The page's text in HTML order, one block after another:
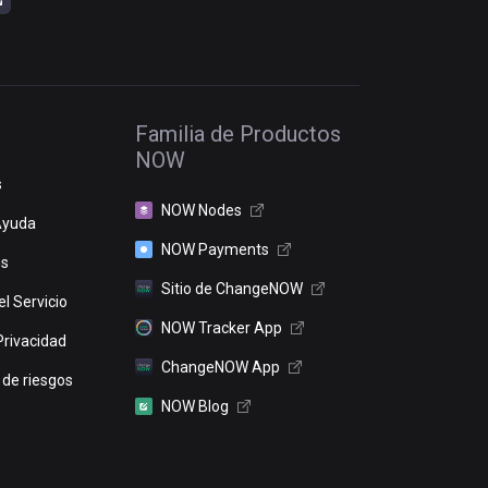
Servicio
riesgos
Familia de Productos
NOW
NOW Nodes
NOW Payments
Sitio de ChangeNOW
NOW Tracker App
ChangeNOW App
NOW Blog